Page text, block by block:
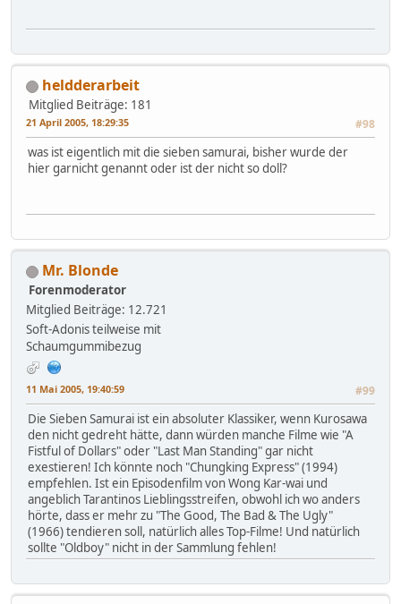
heldderarbeit
Mitglied Beiträge: 181
21 April 2005, 18:29:35 #98
was ist eigentlich mit die sieben samurai, bisher wurde der
hier garnicht genannt oder ist der nicht so doll?
Mr. Blonde
Forenmoderator
Mitglied Beiträge: 12.721
Soft-Adonis teilweise mit
Schaumgummibezug
11 Mai 2005, 19:40:59 #99
Die Sieben Samurai ist ein absoluter Klassiker, wenn Kurosawa
den nicht gedreht hätte, dann würden manche Filme wie "A
Fistful of Dollars" oder "Last Man Standing" gar nicht
exestieren! Ich könnte noch "Chungking Express" (1994)
empfehlen. Ist ein Episodenfilm von Wong Kar-wai und
angeblich Tarantinos Lieblingsstreifen, obwohl ich wo anders
hörte, dass er mehr zu "The Good, The Bad & The Ugly"
(1966) tendieren soll, natürlich alles Top-Filme! Und natürlich
sollte "Oldboy" nicht in der Sammlung fehlen!